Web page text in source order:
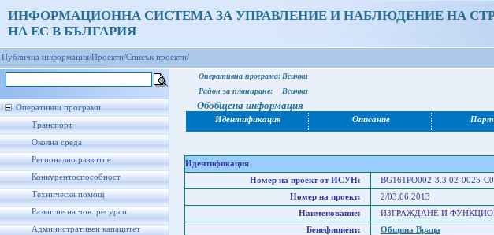
ИНФОРМАЦИОННА СИСТЕМА ЗА УПРАВЛЕНИЕ И НАБЛЮДЕНИЕ НА
НА ЕС В БЪЛГАРИЯ
Публична информация/Проекти/Списък проекти/
Оперативни програми
Транспорт
Околна среда
Регионално развитие
Конкурентоспособност
Техническа помощ
Развитие на чов. ресурси
Административен капацитет
Оперативна програма: Всички
Район за планиране:
Всички
Обобщена информация
Идентификация Описание
Идентификация
Номер на проект от ИСУН:
BG161PO002-3.3.02-0025-
Номер на проект:
2/03.06.2013
Наименование:
ИЗГРАЖДАНЕ И
Бенефициент:
Община Враца